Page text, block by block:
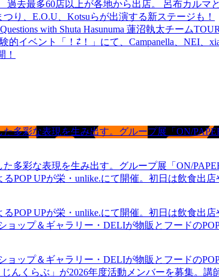
過去最多60店以上が各地から出店。 呂布カルマ
り、E.O.U、Kotsuらが出演する新ステージも！
with Shuta Hasunuma 蓮沼執太チーム
的イベント「！⇄！」にて、Campanella、NEI
！
多彩な表現を生み出す。グループ展「ON/
多彩な表現を生み出す。グループ展「ON/
POP UPが栄・unlike.にて開催。初日は飲食出
POP UPが栄・unlike.にて開催。初日は飲食出
ップ＆ギャラリー・DELIが物販とフードの
ップ＆ギャラリー・DELIが物販とフードの
んくらぶ」が2026年度活動メンバーを募集。講